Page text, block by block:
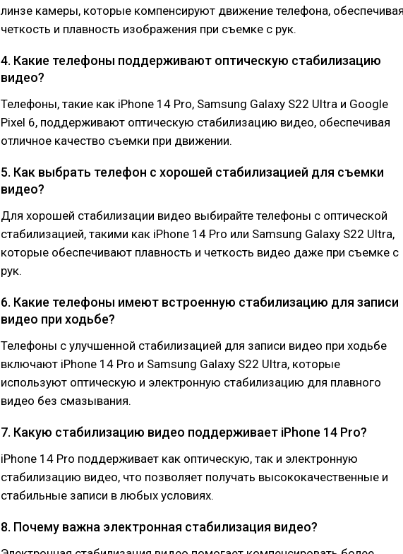
линзе камеры, которые компенсируют движение телефона,
четкость и плавность изображения при съемке с рук.
4. Какие телефоны поддерживают оптическую стабилизацию
видео?
Телефоны, такие как iPhone 14 Pro, Samsung Galaxy S22 Ultra и Google
Pixel 6, поддерживают оптическую стабилизацию видео, обеспечивая
отличное качество съемки при движении.
5. Как выбрать телефон с хорошей стабилизацией для съемки
видео?
Для хорошей стабилизации видео выбирайте телефоны с оптической
стабилизацией, такими как iPhone 14 Pro или Samsung Galaxy S22 Ultra,
которые обеспечивают плавность и четкость видео даже при съемке с
рук.
6. Какие телефоны имеют встроенную стабилизацию для записи
видео при ходьбе?
Телефоны с улучшенной стабилизацией для записи видео при ходьбе
включают iPhone 14 Pro и Samsung Galaxy S22 Ultra, которые
используют оптическую и электронную стабилизацию для плавного
видео без смазывания.
7. Какую стабилизацию видео поддерживает iPhone 14 Pro?
iPhone 14 Pro поддерживает как оптическую, так и электронную
стабилизацию видео, что позволяет получать высококачественные и
стабильные записи в любых условиях.
8. Почему важна электронная стабилизация видео?